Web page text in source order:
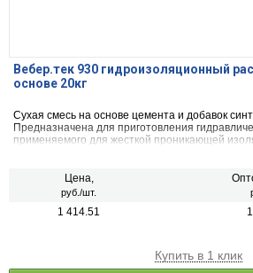
Вебер.тек 930 гидроизоляционный
основе 20кг
Сухая смесь на основе цемента и добавок
Предназначена для приготовления
применяемого для жесткой проникающей
Цена,
руб./шт.
1 414.51
Купить в 1 клик